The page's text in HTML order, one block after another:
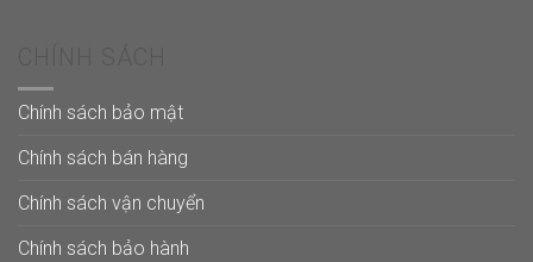
Chính sách bảo mật
Chính sách bán hàng
Chính sách vận chuyển
Chính sách bảo hành